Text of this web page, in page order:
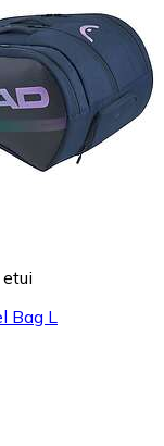
Bag L